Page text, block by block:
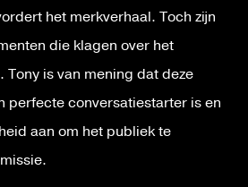
het merkverhaal. Toch zijn
die klagen over het
is van mening dat deze
perfecte conversatiestarter is en
aan om het publiek te